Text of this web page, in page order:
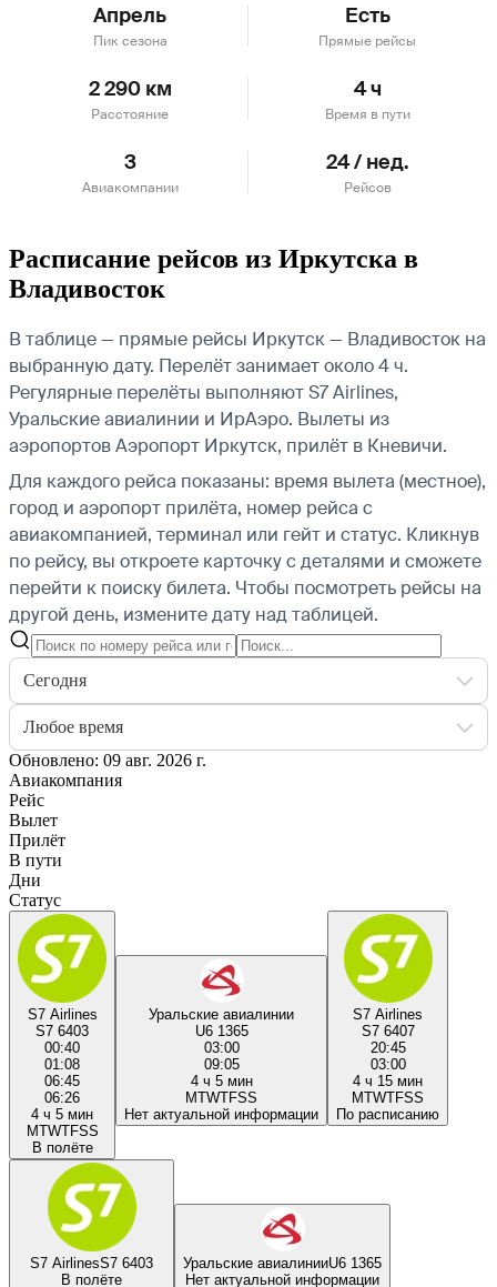
Апрель
Пик сезона
Есть
Прямые рейсы
2 290 км
Расстояние
4 ч
Время в пути
3
Авиакомпании
24 / нед.
Рейсов
Расписание рейсов из Иркутска в
Владивосток
В таблице — прямые рейсы Иркутск — Владивосток на
выбранную дату. Перелёт занимает около 4 ч.
Регулярные перелёты выполняют S7 Airlines,
Уральские авиалинии и ИрАэро. Вылеты из
аэропортов Аэропорт Иркутск, прилёт в Кневичи.
Для каждого рейса показаны: время вылета (местное),
город и аэропорт прилёта, номер рейса с
авиакомпанией, терминал или гейт и статус. Кликнув
по рейсу, вы откроете карточку с деталями и сможете
перейти к поиску билета. Чтобы посмотреть рейсы на
другой день, измените дату над таблицей.
Сегодня
Любое время
Обновлено: 09 авг. 2026 г.
Авиакомпания
Рейс
Вылет
Прилёт
В пути
Дни
Статус
S7 Airlines
S7 6403
00:40
01:08
06:45
06:26
4 ч 5 мин
MTWTFSS
В полёте
Уральские авиалинии
U6 1365
03:00
09:05
4 ч 5 мин
MTWTFSS
Нет актуальной информации
S7 Airlines
S7 6407
20:45
03:00
4 ч 15 мин
MTWTFSS
По расписанию
S7 AirlinesS7 6403
В полёте
Уральские авиалинииU6 1365
Нет актуальной информации